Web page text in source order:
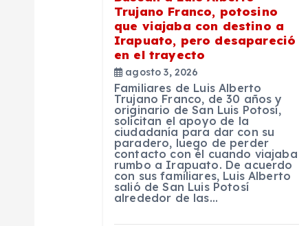
Trujano Franco, potosino
que viajaba con destino a
Irapuato, pero desapareció
en el trayecto
agosto 3, 2026
Familiares de Luis Alberto
Trujano Franco, de 30 años y
originario de San Luis Potosí,
solicitan el apoyo de la
ciudadanía para dar con su
paradero, luego de perder
contacto con él cuando viajaba
rumbo a Irapuato. De acuerdo
con sus familiares, Luis Alberto
salió de San Luis Potosí
alrededor de las…